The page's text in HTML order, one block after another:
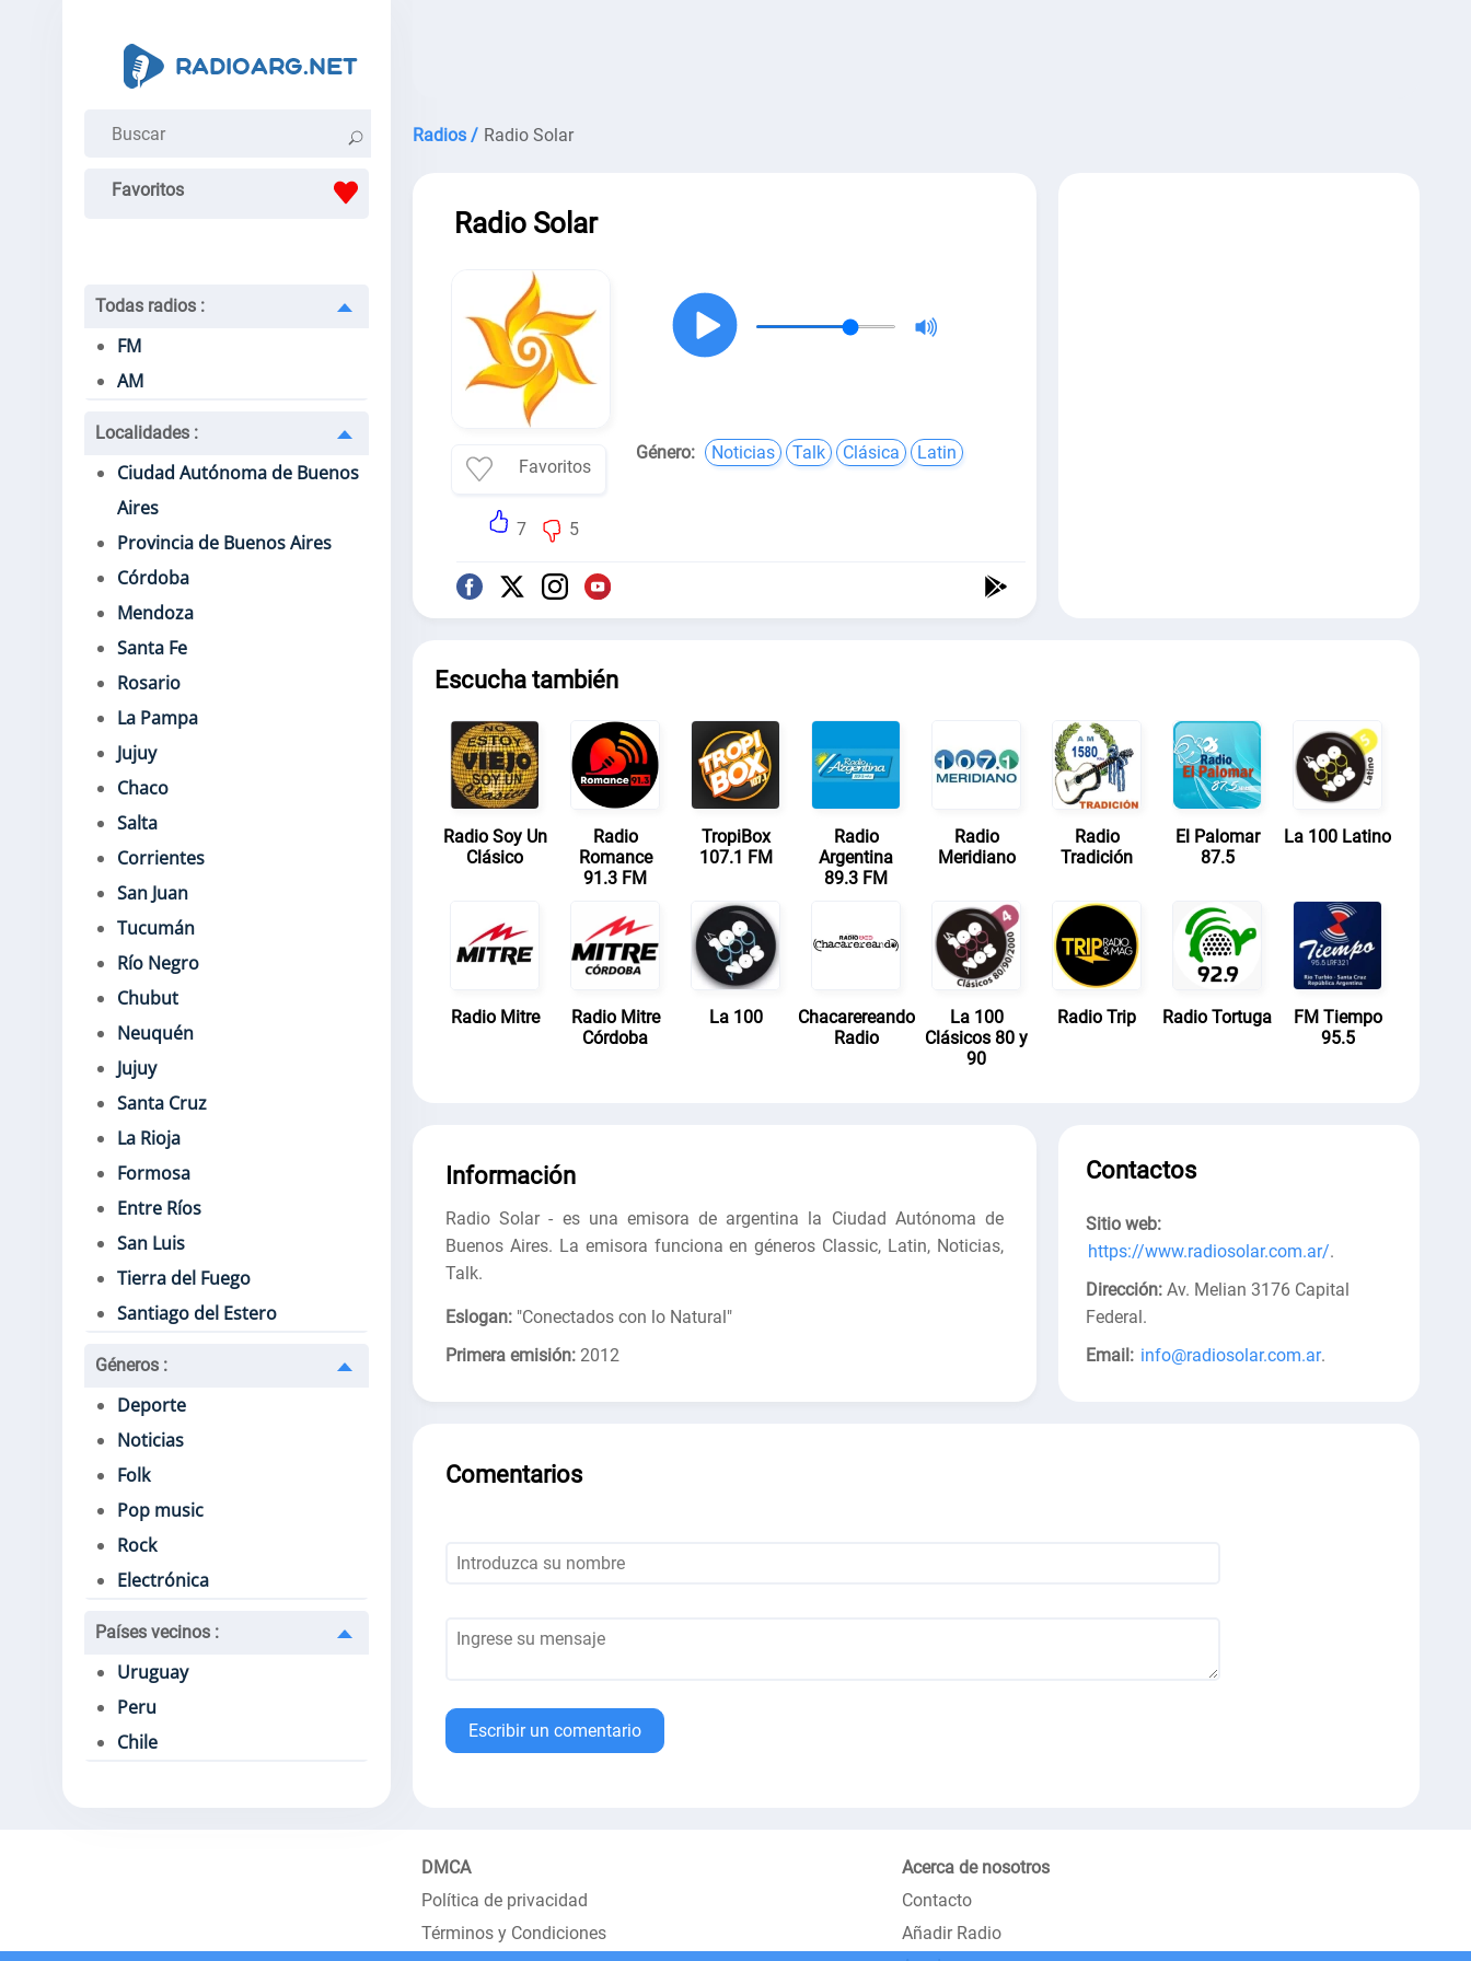
Favoritos
Todas radios :
FM
AM
Localidades :
Ciudad Autónoma de Buenos
Aires
Provincia de Buenos Aires
Córdoba
Mendoza
Santa Fe
Rosario
La Pampa
Jujuy
Chaco
Salta
Corrientes
San Juan
Tucumán
Río Negro
Chubut
Neuquén
Jujuy
Santa Cruz
La Rioja
Formosa
Entre Ríos
San Luis
Tierra del Fuego
Santiago del Estero
Géneros :
Deporte
Noticias
Folk
Pop music
Rock
Electrónica
Países vecinos :
Uruguay
Peru
Chile
Radios / Radio Solar
Radio Solar
Favoritos
7 5
Género: Noticias Talk Clásica Latin
Escucha también
Radio Soy Un
Clásico
Radio
Romance
91.3 FM
TropiBox
107.1 FM
Radio
Argentina
89.3 FM
Radio
Meridiano
Radio
Tradición
El Palomar
87.5
La 100 Latino
Radio Mitre
Radio Mitre
Córdoba
La 100
Chacarereando
Radio
La 100
Clásicos 80 y
90
Radio Trip Radio Tortuga
FM Tiempo
95.5
Información
Radio Solar - es una emisora ​​de argentina la Ciudad Autónoma de
Buenos Aires. La emisora funciona en géneros Classic, Latin, Noticias,
Talk.
Eslogan: "Conectados con lo Natural"
Primera emisión: 2012
Contactos
Sitio web:
https://www.radiosolar.com.ar/.
Dirección: Av. Melian 3176 Capital
Federal.
Email: info@radiosolar.com.ar.
Comentarios
Escribir un comentario
DMCA
Política de privacidad
Términos y Condiciones
Acerca de nosotros
Contacto
Añadir Radio